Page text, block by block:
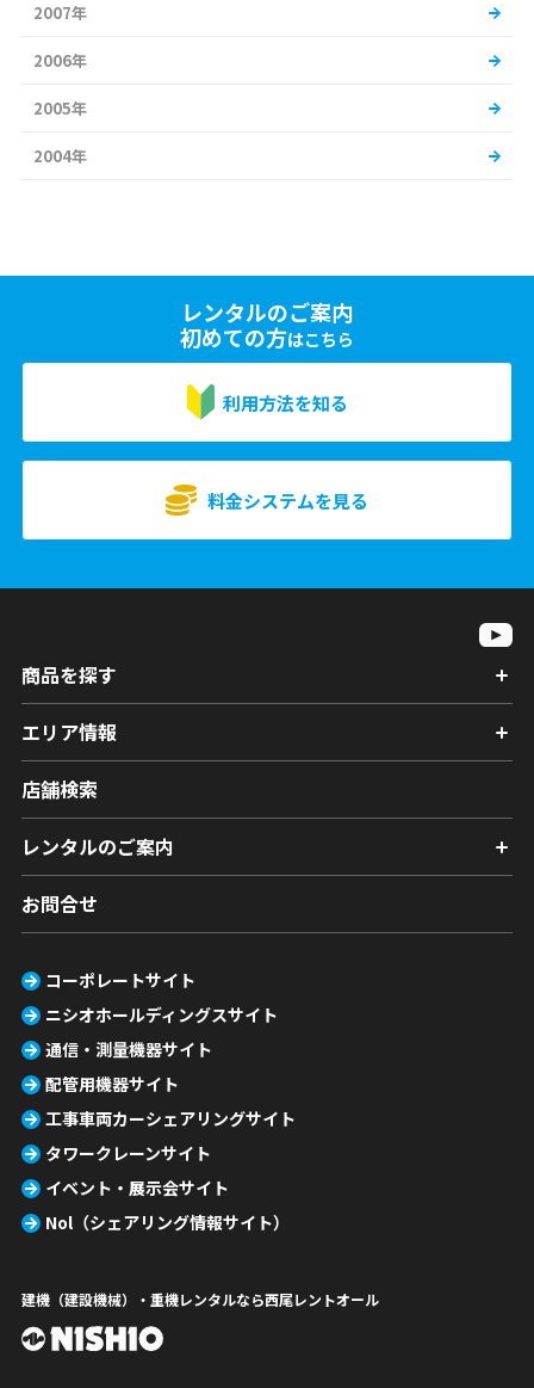
2007年
2006年
2005年
2004年
レンタルのご案内
初めての方はこちら
利用方法を知る
料金システムを見る
商品を探す
エリア情報
店舗検索
レンタルのご案内
お問合せ
コーポレートサイト
ニシオホールディングスサイト
通信・測量機器サイト
配管用機器サイト
工事車両カーシェアリングサイト
タワークレーンサイト
イベント・展示会サイト
Nol（シェアリング情報サイト）
建機（建設機械）・重機レンタルなら西尾レントオール